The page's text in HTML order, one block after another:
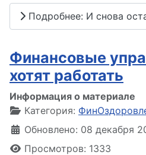
Подробнее: И снова
Финансовые
хотят работать
Информация о материале
Категория:
Обновлено: 08 декабря
Просмотров: 1333